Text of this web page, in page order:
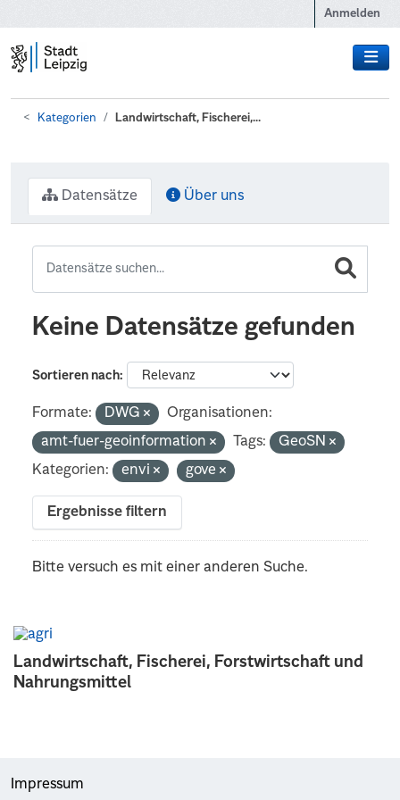
Anmelden
Kategorien Landwirtschaft, Fischerei,...
Landwirtschaft, Fischerei, Forstwirtschaft und
Nahrungsmittel
Datensätze Über uns
Keine Datensätze gefunden
Sortieren nach
Formate: DWG
Organisationen:
amt-fuer-geoinformation
Tags:
GeoSN
Kategorien:
envi gove
Ergebnisse filtern
Bitte versuch es mit einer anderen Suche.
Impressum